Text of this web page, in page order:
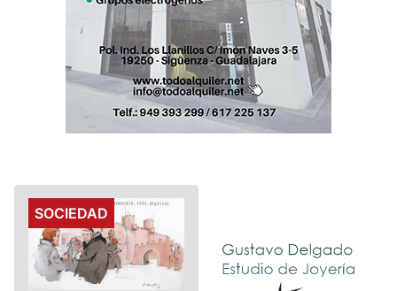
Details
SOCIEDAD